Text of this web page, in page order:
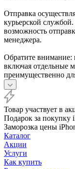
Отправка
курьерской
возможность
менеджера.
Обратите внимание:
включая отдельные
преимущественно
Товар участвует в
Подарок за покупку
Заморозка цены
Каталог
Акции
Услуги
Как купить